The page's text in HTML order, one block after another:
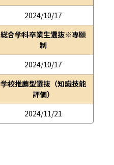
2024/10/17
総合学科卒業生選抜※専願
制
2024/10/17
学校推薦型選抜（知識技能
評価）
2024/11/21